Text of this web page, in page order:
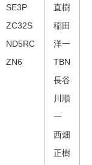
SE3P
ZC32S
ND5RC
ZN6
直樹
稲田
洋一
TBN
長谷
川順
一
西畑
正樹